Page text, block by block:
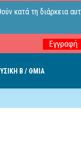
κατά τη διάρκεια
Εγγραφή
B / ΘΜΙΑ